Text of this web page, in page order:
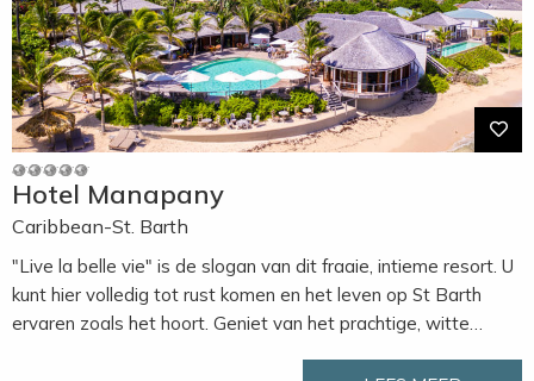
Hotel Manapany
Caribbean-St. Barth
"Live la belle vie" is de slogan van dit fraaie, intieme resort. U
kunt hier volledig tot rust komen en het leven op St Barth
ervaren zoals het hoort. Geniet van het prachtige, witte